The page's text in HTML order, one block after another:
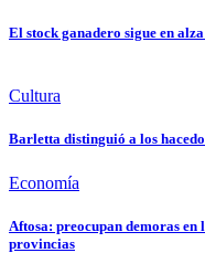
El stock ganadero sigue en
Cultura
Barletta distinguió a los
Economía
Aftosa: preocupan demoras en
provincias